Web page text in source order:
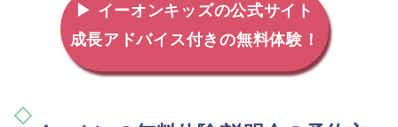
▶ イーオンキッズの公式サイト
成長アドバイス付きの無料体験！